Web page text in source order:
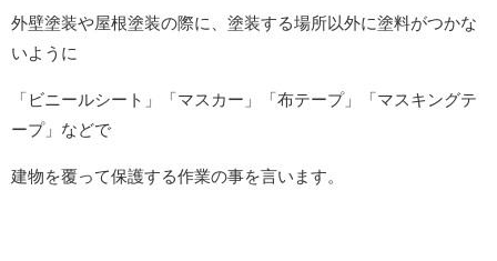
外壁塗装や屋根塗装の際に、塗装する場所以外に塗料がつかな
いように
「ビニールシート」「マスカー」「布テープ」「マスキングテ
ープ」 などで
建物を覆って保護する作業の事を言います。